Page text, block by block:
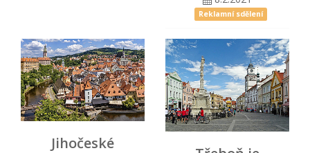
Reklamní sdělení
Jihočeské